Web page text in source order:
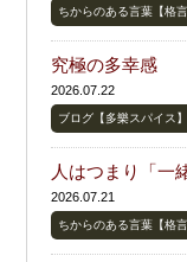
ちからのある言葉【格
究極の多幸感
2026.07.22
ブログ【多樂スパイス】
人はつまり「一
2026.07.21
ちからのある言葉【格